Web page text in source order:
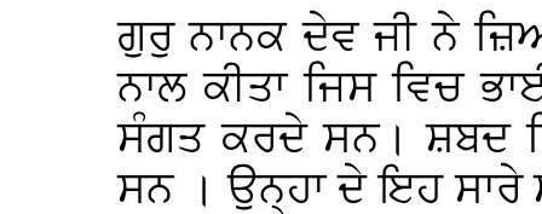
ਗੁਰੁ ਨਾਨਕ ਦੇਵ ਜੀ ਨੇ
ਨਾਲ ਕੀਤਾ ਜਿਸ ਵਿਚ
ਸੰਗਤ ਕਰਦੇ ਸਨ। ਸ਼ਬਦ
ਸਨ । ਉਨ੍ਹਾ ਦੇ ਇਹ ਸਾਰੇ